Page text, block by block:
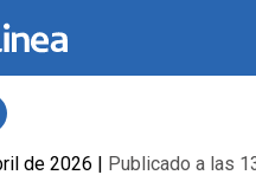
de 2026 | Publicado a las